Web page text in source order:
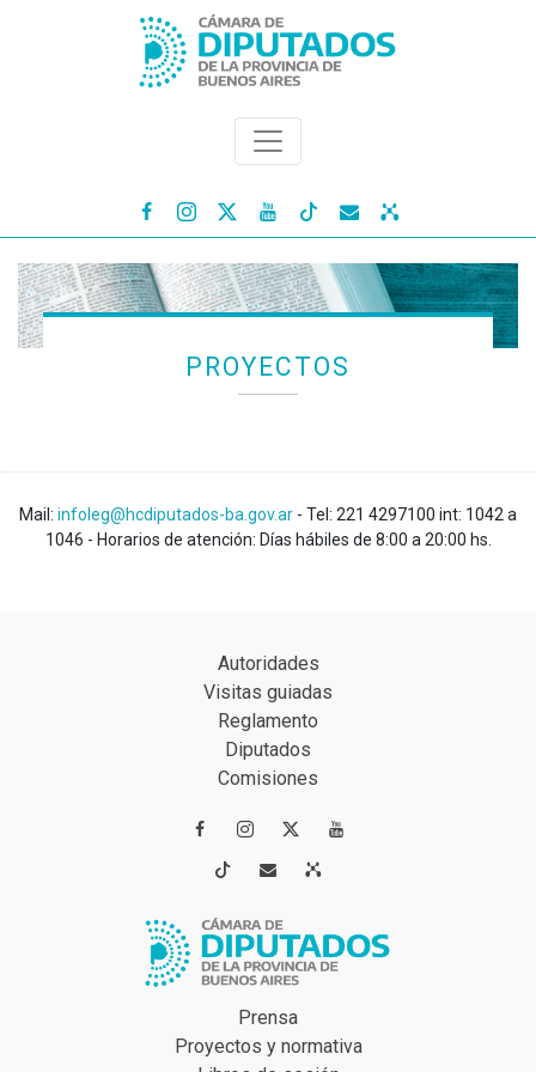
   
PROYECTOS
Mail: infoleg@hcdiputados-ba.gov.ar - Tel: 221 4297100 int: 1042 a
1046 - Horarios de atención: Días hábiles de 8:00 a 20:00 hs.
Autoridades
Visitas guiadas
Reglamento
Diputados
Comisiones
 
 
Prensa
Proyectos y normativa